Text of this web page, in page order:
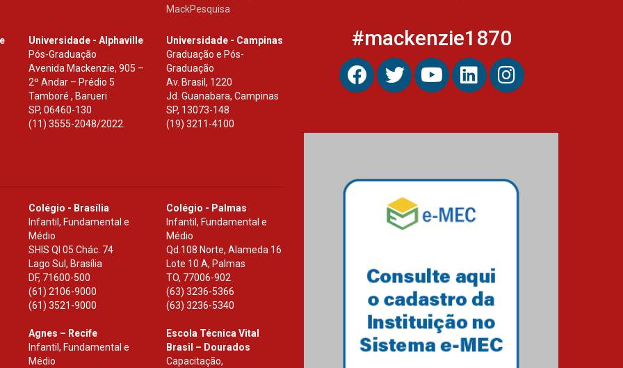
MackPesquisa
Universidade - Alphaville
Pós-Graduação
Avenida Mackenzie, 905 –
2º Andar – Prédio 5
Tamboré , Barueri
SP, 06460-130
(11) 3555-2048/2022.
Universidade - Campinas
Graduação e Pós-
Graduação
Av. Brasil, 1220
Jd. Guanabara, Campinas
SP, 13073-148
(19) 3211-4100
Colégio - Brasília
Infantil, Fundamental e
Médio
SHIS Ql 05 Chác. 74
Lago Sul, Brasília
DF, 71600-500
(61) 2106-9000
(61) 3521-9000
Colégio - Palmas
Infantil, Fundamental e
Médio
Qd.108 Norte, Alameda 16
Lote 10 A, Palmas
TO, 77006-902
(63) 3236-5366
(63) 3236-5340
Agnes – Recife
Infantil, Fundamental e
Médio
Escola Técnica Vital
Brasil – Dourados
Capacitação,
#mackenzie1870